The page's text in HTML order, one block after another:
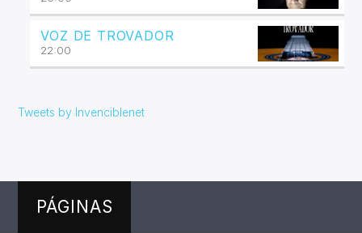
VOZ DE TROVADOR
22:00
Tweets by Invenciblenet
PÁGINAS